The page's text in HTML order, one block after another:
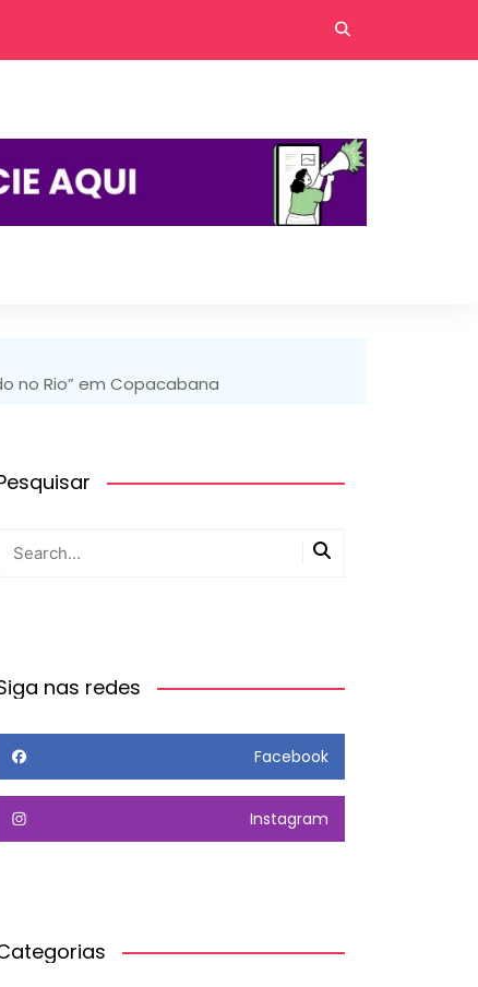
no Rio” em Copacabana
nas redes
Facebook
Instagram